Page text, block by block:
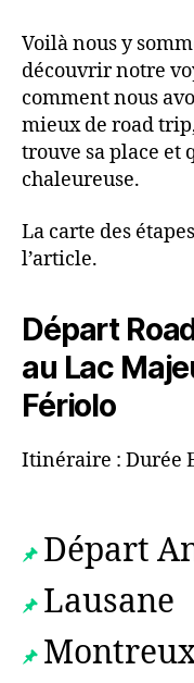
Voilà nous y
découvrir notre
comment nous
mieux de road
trouve sa place et
chaleureuse.
La carte des
l’article.
Départ
au Lac
Fériolo
Itinéraire : Durée
Départ
Lausane